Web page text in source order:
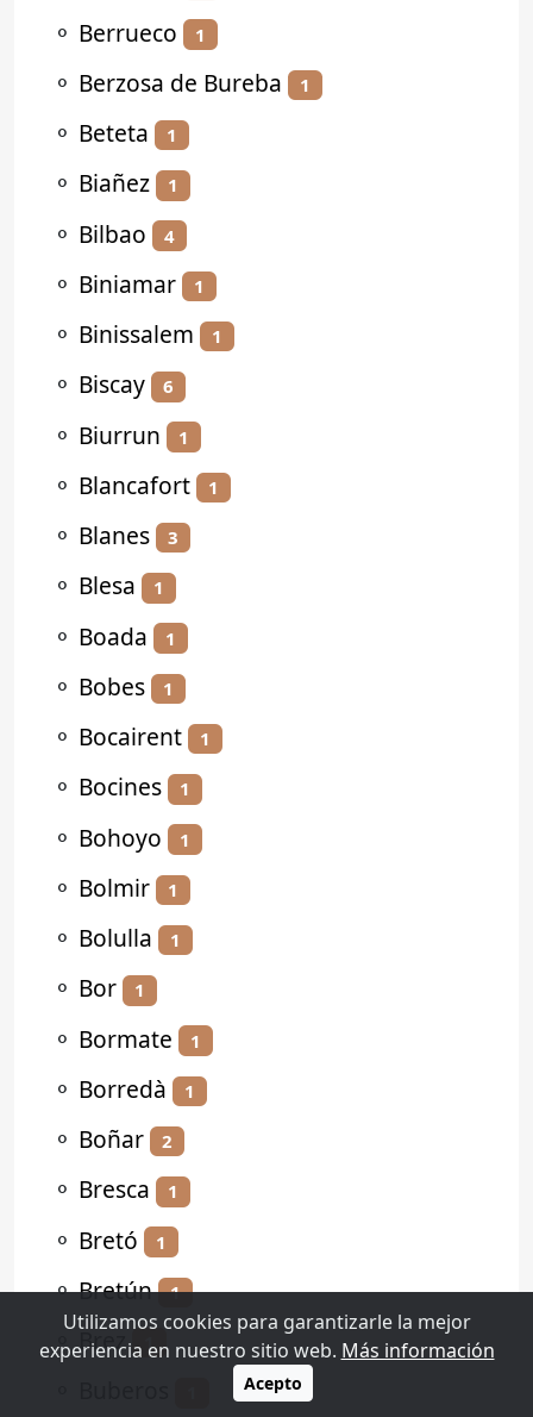
⚬ Berrueco 1
⚬ Berzosa de Bureba 1
⚬ Beteta 1
⚬ Biañez 1
⚬ Bilbao 4
⚬ Biniamar 1
⚬ Binissalem 1
⚬ Biscay 6
⚬ Biurrun 1
⚬ Blancafort 1
⚬ Blanes 3
⚬ Blesa 1
⚬ Boada 1
⚬ Bobes 1
⚬ Bocairent 1
⚬ Bocines 1
⚬ Bohoyo 1
⚬ Bolmir 1
⚬ Bolulla 1
⚬ Bor 1
⚬ Bormate 1
⚬ Borredà 1
⚬ Boñar 2
⚬ Bresca 1
⚬ Bretó 1
⚬Bretún 1
⚬Brez 1
Utilizamos cookies para garantizarle la mejor
experiencia en nuestro sitio web. Más información
Acepto